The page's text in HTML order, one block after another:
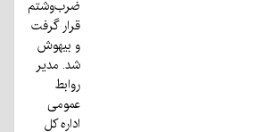
ضرب‌وشتم
قرار گرفت
و بیهوش
شد. مدیر
روابط
عمومی
اداره کل